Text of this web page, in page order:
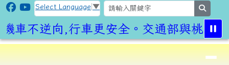
跳至主內容區
CLPS Site
Select Language ▼
車不逆向,行車更安全。交通部與桃園市
⏸
導覽列